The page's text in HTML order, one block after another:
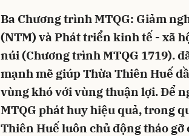
Ba Chương trình MTQG: Giảm
(NTM) và Phát triển kinh tế - xã
núi (Chương trình MTQG 1719).
mạnh mẽ giúp Thừa Thiên Huế
vùng khó với vùng thuận lợi. Để
MTQG phát huy hiệu quả, trong
Thiên Huế luôn chủ động tháo